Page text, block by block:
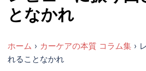
ー
となかれ
ホーム › カーケアの本質 コラム集 ›
れることなかれ